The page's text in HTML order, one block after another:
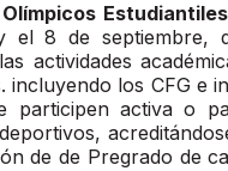
Estudiantiles
8 de septiembre,
actividades
incluyendo los CFG e
participen activa o
de de Pregrado de